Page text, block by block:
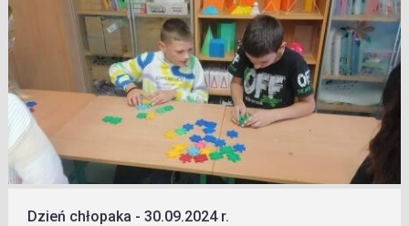
Dzień chłopaka - 30.09.2024 r.